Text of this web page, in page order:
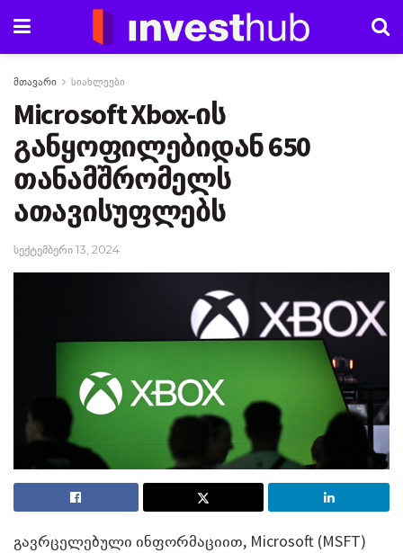
მთავარი სიახლეები
Microsoft Xbox-ის
განყოფილებიდან 650
თანამშრომელს
ათავისუფლებს
სექტემბერი 13, 2024
გავრცელებული ინფორმაციით, Microsoft (MSFT)